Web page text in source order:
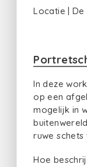
Locatie |
In deze
op een
mogelijk in
ruwe
Hoe